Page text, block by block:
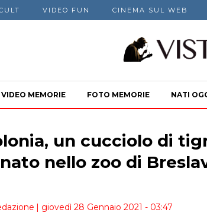
VIDEO FUN CINEMA SUL WEB
VIDEO MEMORIE FOTO MEMORIE NATI
un cucciolo di
nato nello zoo di
| giovedì 28 Gennaio 2021 - 03:47